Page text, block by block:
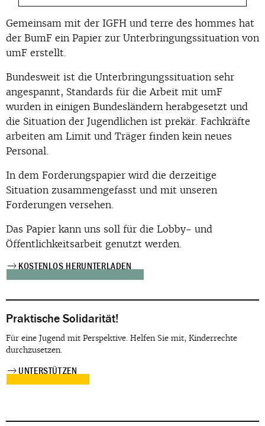
Gemeinsam mit der IGFH und terre des hommes hat
der BumF ein Papier zur Unterbringungssituation von
umF erstellt.
Bundesweit ist die Unterbringungssituation sehr
angespannt, Standards für die Arbeit mit umF
wurden in einigen Bundesländern herabgesetzt und
die Situation der Jugendlichen ist prekär. Fachkräfte
arbeiten am Limit und Träger finden kein neues
Personal.
In dem Forderungspapier wird die derzeitige
Situation zusammengefasst und mit unseren
Forderungen versehen.
Das Papier kann uns soll für die Lobby- und
Öffentlichkeitsarbeit genutzt werden.
KOSTENLOS HERUNTERLADEN
Praktische Solidarität!
Für eine Jugend mit Perspektive. Helfen Sie mit, Kinderrechte
durchzusetzen.
UNTERSTÜTZEN